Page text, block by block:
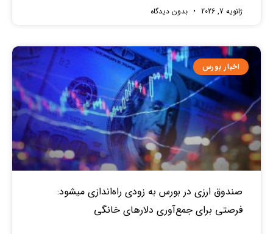
ژانویه 7, 2026 بدون دیدگاه
اخبار بورس
صندوق‌ ارزی در بورس به زودی راه‌اندازی میشود:
فرصتی برای جمع‌آوری دلارهای خانگی